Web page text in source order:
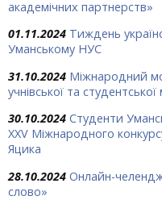
академічних партнерств»
01.11.2024 Тиждень
Уманському НУС
31.10.2024 Міжнародний
учнівської та
30.10.2024 Студенти
ХХV Міжнародного
Яцика
28.10.2024 Онлайн-
слово»